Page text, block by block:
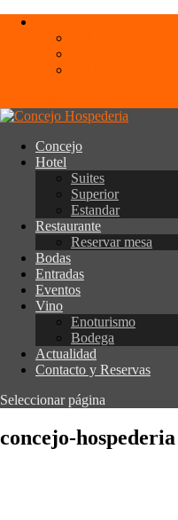
Concejo
Hotel
Suites
Superior
Estandar
Restaurante
Reservar mesa
Bodas
Entradas
Eventos
Vino
Enoturismo
Bodega
Actualidad
Contacto y Reservas
Seleccionar página
concejo-hospederia